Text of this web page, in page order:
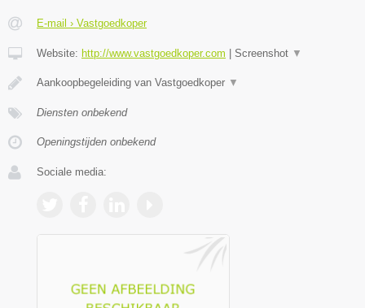
E-mail › Vastgoedkoper
Website: http://www.vastgoedkoper.com Screenshot ▼
Aankoopbegeleiding van Vastgoedkoper ▼
Diensten onbekend
Openingstijden onbekend
Sociale media: